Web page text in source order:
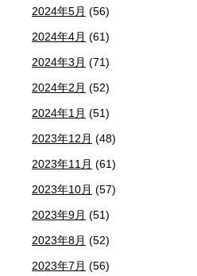
2024年5月 (56)
2024年4月 (61)
2024年3月 (71)
2024年2月 (52)
2024年1月 (51)
2023年12月 (48)
2023年11月 (61)
2023年10月 (57)
2023年9月 (51)
2023年8月 (52)
2023年7月 (56)